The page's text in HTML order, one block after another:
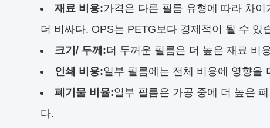
재료 비용:가격은 다른 필름 유형에 따라 차
더 비싸다. OPS는 PETG보다 경제적이 될 수 있
크기/ 두께:더 두꺼운 필름은 더 높은 재료 비
인쇄 비용:일부 필름에는 전체 비용에 영향을
폐기물 비율:일부 필름은 가공 중에 더 높은
다.